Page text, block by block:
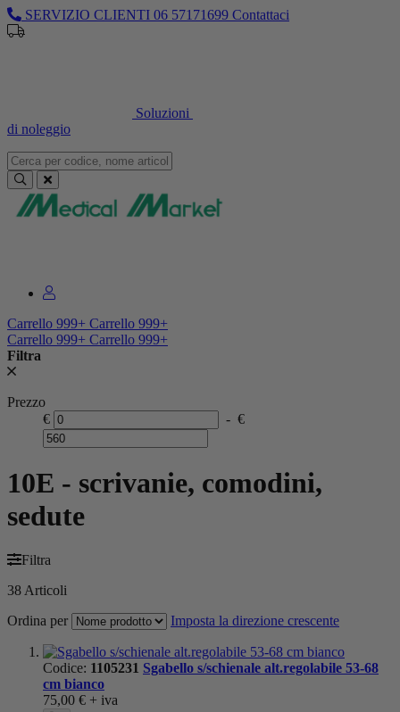
SERVIZIO CLIENTI 06 57171699 Contattaci
Soluzioni
di noleggio
Carrello 999+ Carrello 999+
Carrello 999+ Carrello 999+
Filtra
Prezzo
€
- €
10E - scrivanie, comodini,
sedute
Filtra
38 Articoli
Ordina per
Imposta la direzione crescente
Codice: 1105231 Sgabello s/schienale alt.regolabile 53-68
cm bianco
75,00 € + iva